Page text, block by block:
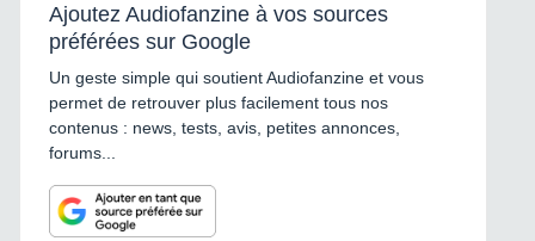
Ajoutez Audiofanzine à vos sources
préférées sur Google
Un geste simple qui soutient Audiofanzine et vous
permet de retrouver plus facilement tous nos
contenus : news, tests, avis, petites annonces,
forums...